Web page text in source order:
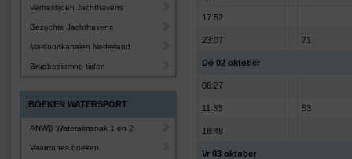
17:52
23:07 71
Do 02 oktober
06:27
11:33 53
18:48
Vr 03 oktober
Vertrektijden Jachthavens
Bezochte Jachthavens
Marifoonkanalen Nederland
Brugbediening tijden
BOEKEN WATERSPORT
ANWB Wateralmanak 1 en 2
Vaarroutes boeken